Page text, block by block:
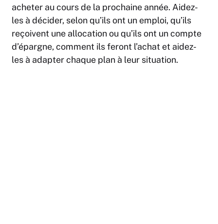
acheter au cours de la prochaine année. Aidez-
les à décider, selon qu’ils ont un emploi, qu’ils
reçoivent une allocation ou qu’ils ont un compte
d’épargne, comment ils feront l’achat et aidez-
les à adapter chaque plan à leur situation.